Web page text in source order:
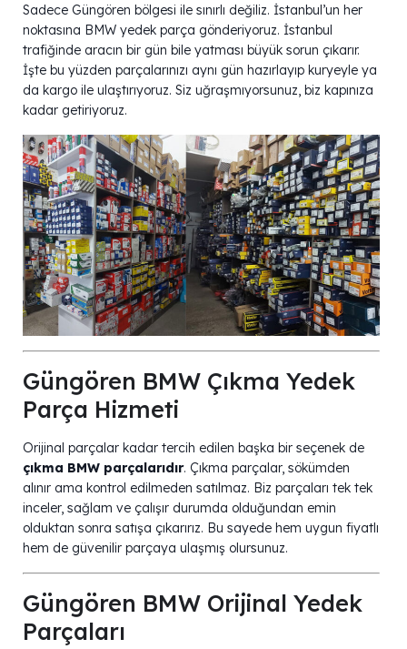
Sadece Güngören bölgesi ile sınırlı değiliz. İstanbul’un her
noktasına BMW yedek parça gönderiyoruz. İstanbul
trafiğinde aracın bir gün bile yatması büyük sorun çıkarır.
İşte bu yüzden parçalarınızı aynı gün hazırlayıp kuryeyle ya
da kargo ile ulaştırıyoruz. Siz uğraşmıyorsunuz, biz kapınıza
kadar getiriyoruz.
Güngören BMW Çıkma Yedek
Parça Hizmeti
Orijinal parçalar kadar tercih edilen başka bir seçenek de
çıkma BMW parçalarıdır. Çıkma parçalar, sökümden
alınır ama kontrol edilmeden satılmaz. Biz parçaları tek tek
inceler, sağlam ve çalışır durumda olduğundan emin
olduktan sonra satışa çıkarırız. Bu sayede hem uygun fiyatlı
hem de güvenilir parçaya ulaşmış olursunuz.
Güngören BMW Orijinal Yedek
Parçaları